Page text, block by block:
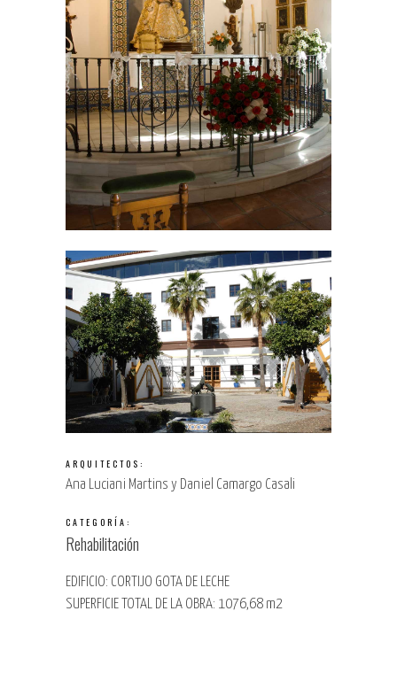
ARQUITECTOS:
Ana Luciani Martins y Daniel Camargo Casali
CATEGORÍA:
Rehabilitación
EDIFICIO: CORTIJO GOTA DE LECHE
SUPERFICIE TOTAL DE LA OBRA: 1076,68 m2